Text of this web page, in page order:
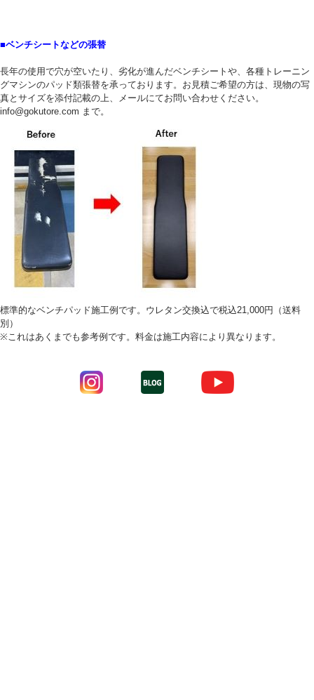
■ベンチシートなどの張替
長年の使用で穴が空いたり、劣化が進んだベンチシートや、各種トレーニン
グマシンのパッド類張替を承っております。お見積ご希望の方は、現物の写
真とサイズを添付記載の上、メールにてお問い合わせください。
info@gokutore.com まで。
標準的なベンチパッド施工例です。ウレタン交換込で税込21,000円（送料
別）
※これはあくまでも参考例です。料金は施工内容により異なります。